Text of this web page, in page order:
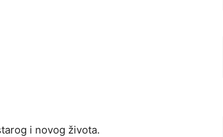
i novog života.